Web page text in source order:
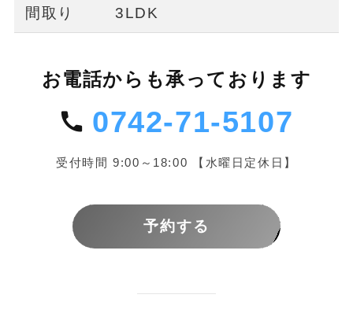
間取り 3LDK
お電話からも承っております
0742-71-5107
受付時間 9:00～18:00 【水曜日定休日】
予約する